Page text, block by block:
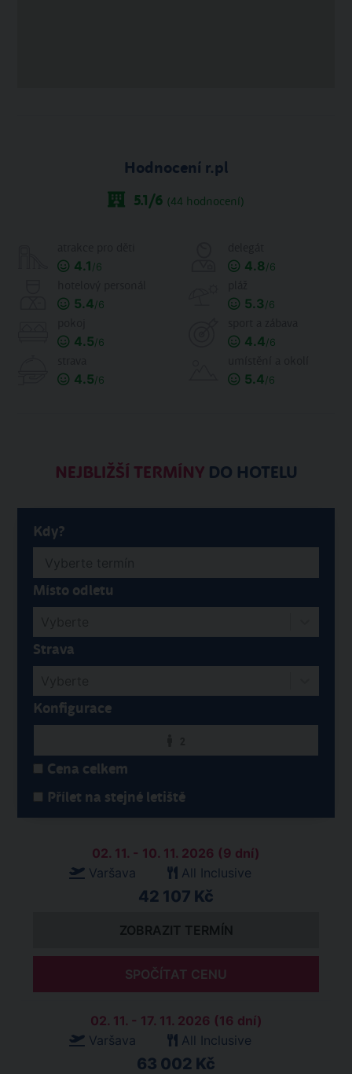
Hodnocení r.pl
5.1/6 (44 hodnocení)
4.1 /6 4.8/6
5.4/6 5.3/6
4.5/6 4.4/6
4.5/6 5.4/6
NEJBLIŽŠÍ TERMÍNYDO HOTELU
Kdy?
Místo odletu
Strava
Konfigurace
Cena celkem
Přílet na stejné letiště
02. 11. - 10. 11. 2026 (9 dní)
Varšava
All Inclusive
42 107 Kč
ZOBRAZIT TERMÍN
SPOČÍTAT CENU
02. 11. - 17. 11. 2026 (16 dní)
Varšava
All Inclusive
63 002 Kč